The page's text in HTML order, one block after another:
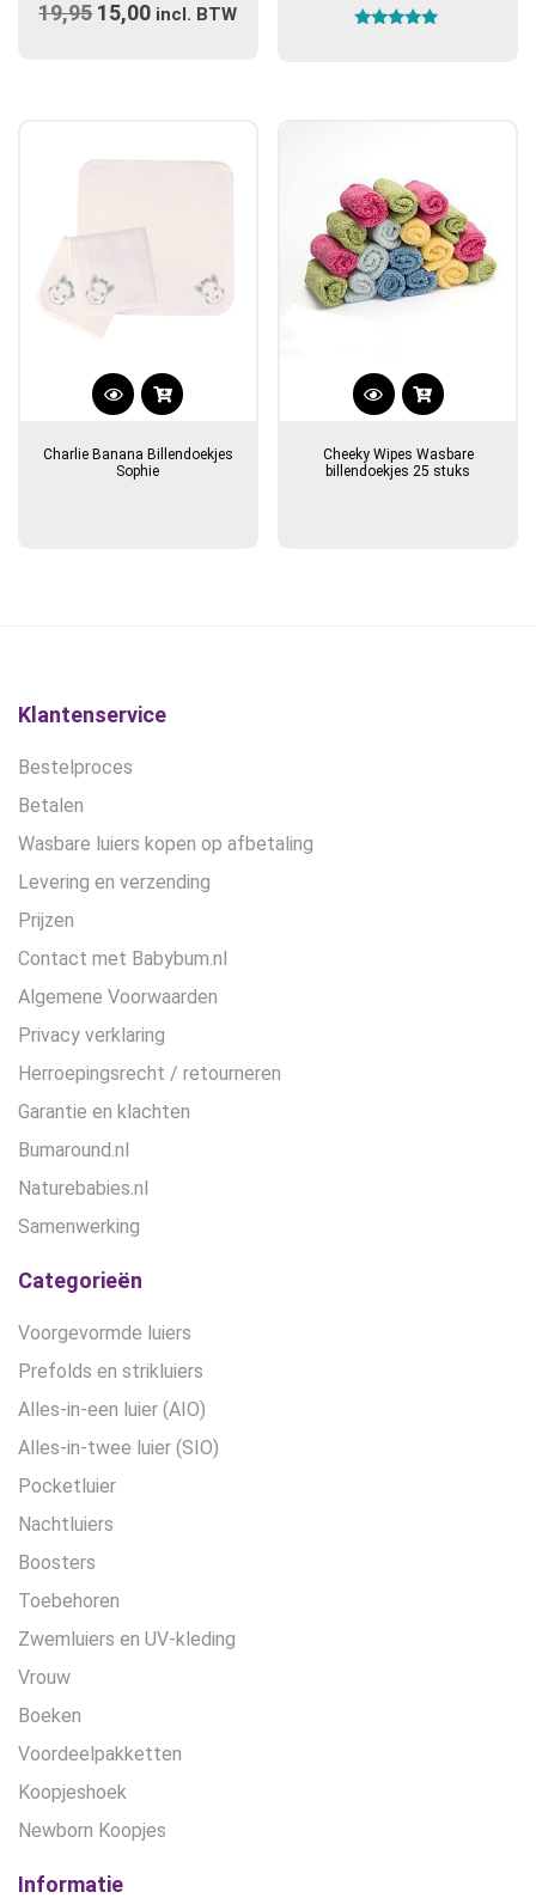
19,95 Oorspronkelijke
15,00 Huidige
incl. BTW
Charlie Banana Billendoekjes
Sophie
Cheeky Wipes Wasbare
billendoekjes 25 stuks
Klantenservice
Bestelproces
Betalen
Wasbare luiers kopen op afbetaling
Levering en verzending
Prijzen
Contact met Babybum.nl
Algemene Voorwaarden
Privacy verklaring
Herroepingsrecht / retourneren
Garantie en klachten
Bumaround.nl
Naturebabies.nl
Samenwerking
Categorieën
Voorgevormde luiers
Prefolds en strikluiers
Alles-in-een luier (AIO)
Alles-in-twee luier (SIO)
Pocketluier
Nachtluiers
Boosters
Toebehoren
Zwemluiers en UV-kleding
Vrouw
Boeken
Voordeelpakketten
Koopjeshoek
Newborn Koopjes
Informatie